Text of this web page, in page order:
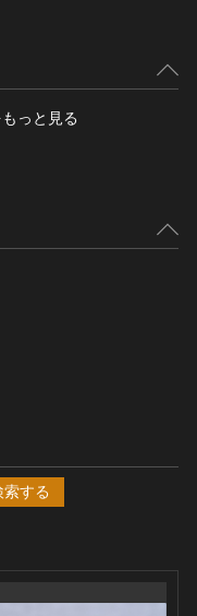
もっと見る
索する